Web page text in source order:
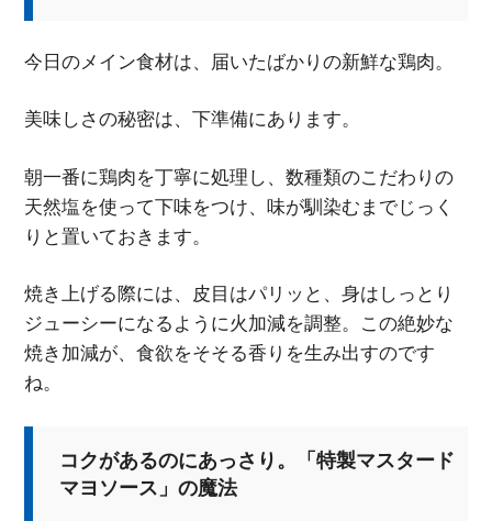
今日のメイン食材は、届いたばかりの新鮮な鶏肉。
美味しさの秘密は、下準備にあります。
朝一番に鶏肉を丁寧に処理し、数種類のこだわりの
天然塩を使って下味をつけ、味が馴染むまでじっく
りと置いておきます。
焼き上げる際には、皮目はパリッと、身はしっとり
ジューシーになるように火加減を調整。この絶妙な
焼き加減が、食欲をそそる香りを生み出すのです
ね。
コクがあるのにあっさり。「特製マスタード
マヨソース」の魔法